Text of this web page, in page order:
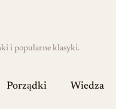
i popularne klasyki.
Porządki Wiedza